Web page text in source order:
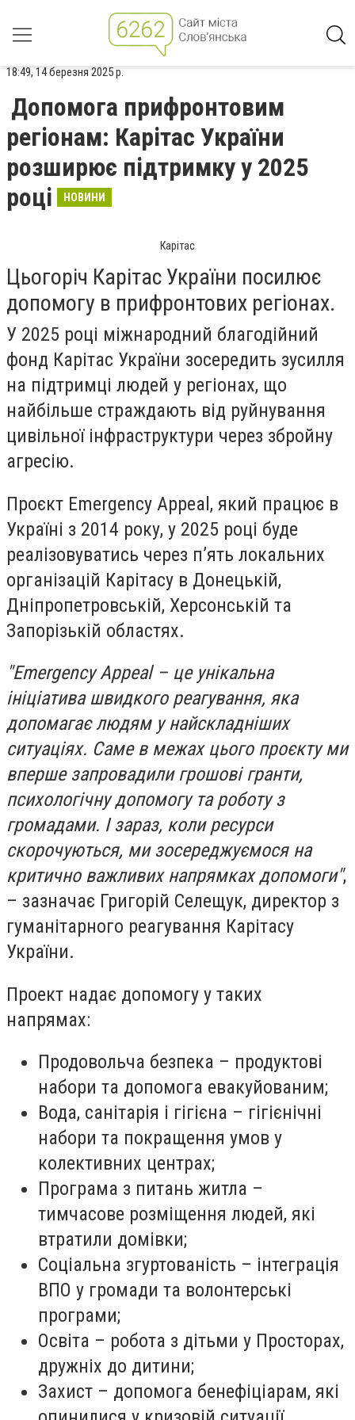
18:49, 14 березня 2025 р.
Допомога прифронтовим
регіонам: Карітас України
розширює підтримку у 2025
році
НОВИНИ
Карітас
Цьогоріч Карітас України посилює
допомогу в прифронтових регіонах.
У 2025 році міжнародний благодійний
фонд Карітас України зосередить зусилля
на підтримці людей у регіонах, що
найбільше страждають від руйнування
цивільної інфраструктури через збройну
агресію.
Проєкт Emergency Appeal, який працює в
Україні з 2014 року, у 2025 році буде
реалізовуватись через п’ять локальних
організацій Карітасу в Донецькій,
Дніпропетровській, Херсонській та
Запорізькій областях.
"Emergency Appeal – це унікальна
ініціатива швидкого реагування, яка
допомагає людям у найскладніших
ситуаціях. Саме в межах цього проєкту ми
вперше запровадили грошові гранти,
психологічну допомогу та роботу з
громадами. І зараз, коли ресурси
скорочуються, ми зосереджуємося на
критично важливих напрямках допомоги",
– зазначає Григорій Селещук, директор з
гуманітарного реагування Карітасу
України.
Проект надає допомогу у таких
напрямах:
Продовольча безпека – продуктові
набори та допомога евакуйованим;
Вода, санітарія і гігієна – гігієнічні
набори та покращення умов у
колективних центрах;
Програма з питань житла –
тимчасове розміщення людей, які
втратили домівки;
Соціальна згуртованість – інтеграція
ВПО у громади та волонтерські
програми;
Освіта – робота з дітьми у Просторах,
дружніх до дитини;
Захист – допомога бенефіціарам, які